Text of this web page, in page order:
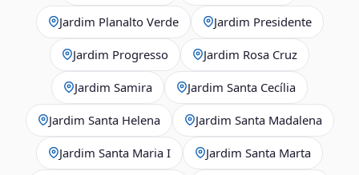
Jardim Planalto Verde Jardim Presidente
Jardim Progresso Jardim Rosa Cruz
Jardim Samira Jardim Santa Cecília
Jardim Santa Helena Jardim Santa Madalena
Jardim Santa Maria I Jardim Santa Marta